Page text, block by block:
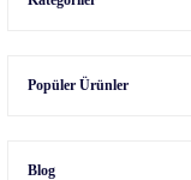
Popüler Ürünler
Blog